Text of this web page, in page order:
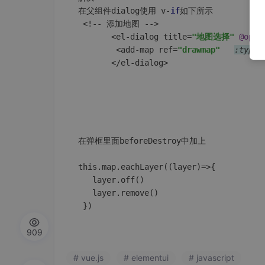
在父组件dialog使用 v-if如下所示
<!-- 添加地图 -->
       <el-dialog title=
"地图选择" @open
        <add-map ref=
"drawmap"
       </el-dialog>
在弹框里面beforeDestroy中加上
this.map.eachLayer((layer)=>{
   layer.off()
   layer.remove()
# vue.js # elementui # javascript
909